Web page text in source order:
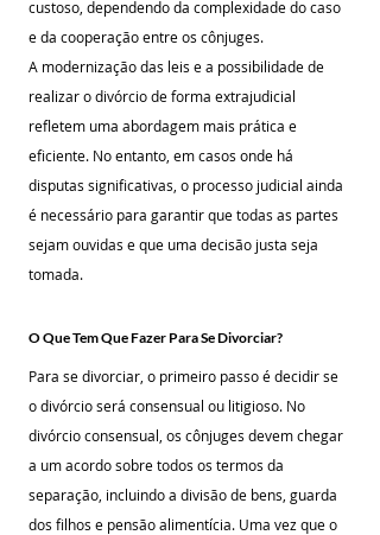
custoso, dependendo da complexidade do caso
e da cooperação entre os cônjuges.
A modernização das leis e a possibilidade de
realizar o divórcio de forma extrajudicial
refletem uma abordagem mais prática e
eficiente. No entanto, em casos onde há
disputas significativas, o processo judicial ainda
é necessário para garantir que todas as partes
sejam ouvidas e que uma decisão justa seja
tomada.
O Que Tem Que Fazer Para Se Divorciar?
Para se divorciar, o primeiro passo é decidir se
o divórcio será consensual ou litigioso. No
divórcio consensual, os cônjuges devem chegar
a um acordo sobre todos os termos da
separação, incluindo a divisão de bens, guarda
dos filhos e pensão alimentícia. Uma vez que o